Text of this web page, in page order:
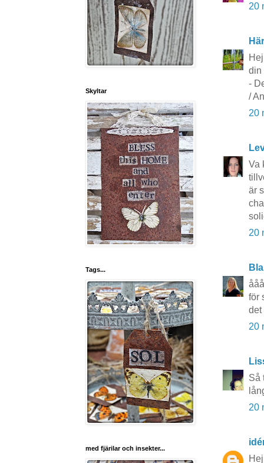
20
din
-
/
20
Va
är
20
för
det
20
Så
20
Skyltar
Tags...
med fjärilar och insekter...